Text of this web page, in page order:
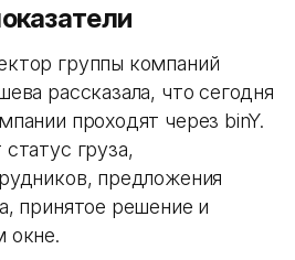
группы компаний
рассказала, что сегодня
проходят через binY.
груза,
предложения
принятое решение и
окне.